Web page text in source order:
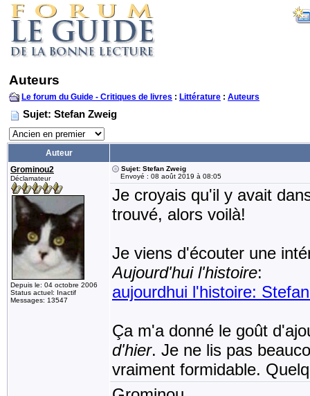
Auteurs
Le forum du Guide - Critiques de livres : Littérature : Auteurs
Sujet: Stefan Zweig
Auteur
Grominou2
Déclamateur
Depuis le: 04 octobre 2006
Status actuel: Inactif
Messages: 13547
Sujet: Stefan Zweig
Envoyé : 08 août 2019 à 08:05
Je croyais qu'il y avait
trouvé, alors voilà!
Je viens d'écouter une
Aujourd'hui l'histoire:
aujourdhui l'histoire:
Ça m'a donné le goût
d'hier. Je ne lis pas
vraiment formidable.